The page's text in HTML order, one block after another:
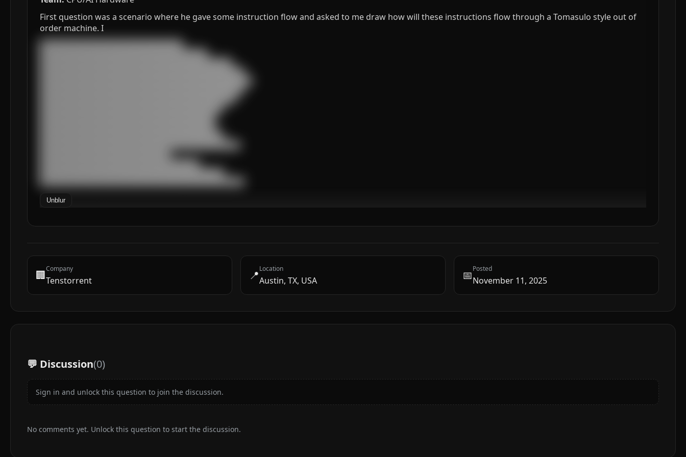
First question was a scenario where he gave some instruction flow and asked to me draw how will these instructions flow through a Tomasulo style out of
order machine. I
███████████████████████████████████
█████████████████████████████████████████
███████████████████████████████████████████████
██████████████████████████████████████████████████
██████████████████████████████████████████████████
████████████████████████████████████████████████
█████████████████████████████████████████████
█████████████████████████████████████████████
█████████████████████████████████████████████████
███████████████████████████████████████
█████████████████████████████████████████████
██████████████████████████████████████████████████
Unblur
🏢Company
Tenstorrent 📍Location
Austin, TX, USA 📅Posted
November 11, 2025
💬 Discussion(0)
Sign in and unlock this question to join the discussion.
No comments yet. Unlock this question to start the discussion.